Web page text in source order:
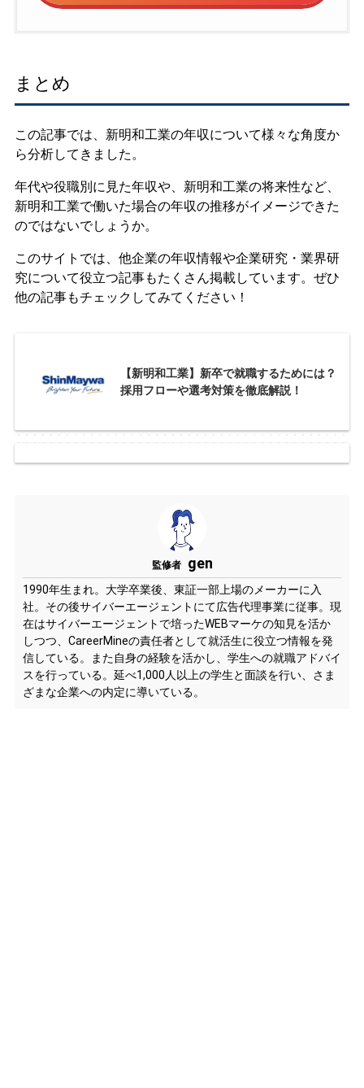
まとめ
この記事では、新明和工業の年収について様々な角度か
ら分析してきました。
年代や役職別に見た年収や、新明和工業の将来性など、
新明和工業で働いた場合の年収の推移がイメージできた
のではないでしょうか。
このサイトでは、他企業の年収情報や企業研究・業界研
究について役立つ記事もたくさん掲載しています。ぜひ
他の記事もチェックしてみてください！
【新明和工業】新卒で就職するためには？
採用フローや選考対策を徹底解説！
監修者 gen
1990年生まれ。大学卒業後、東証一部上場のメーカーに入
社。その後サイバーエージェントにて広告代理事業に従事。現
在はサイバーエージェントで培ったWEBマーケの知見を活か
しつつ、CareerMineの責任者として就活生に役立つ情報を発
信している。また自身の経験を活かし、学生への就職アドバイ
スを行っている。延べ1,000人以上の学生と面談を行い、さま
ざまな企業への内定に導いている。